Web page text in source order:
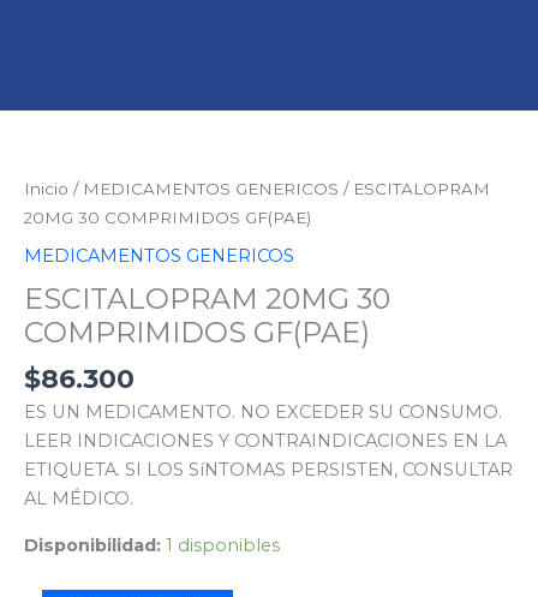
Inicio / MEDICAMENTOS GENERICOS / ESCITALOPRAM
20MG 30 COMPRIMIDOS GF(PAE)
MEDICAMENTOS GENERICOS
ESCITALOPRAM 20MG 30
COMPRIMIDOS GF(PAE)
$86.300
ES UN MEDICAMENTO. NO EXCEDER SU CONSUMO.
LEER INDICACIONES Y CONTRAINDICACIONES EN LA
ETIQUETA. SI LOS SíNTOMAS PERSISTEN, CONSULTAR
AL MÉDICO.
Disponibilidad: 1 disponibles
30
COMPRIMIDOS
cantidad